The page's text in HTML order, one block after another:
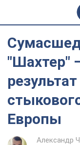
"Шахтер"
Европы
Александр